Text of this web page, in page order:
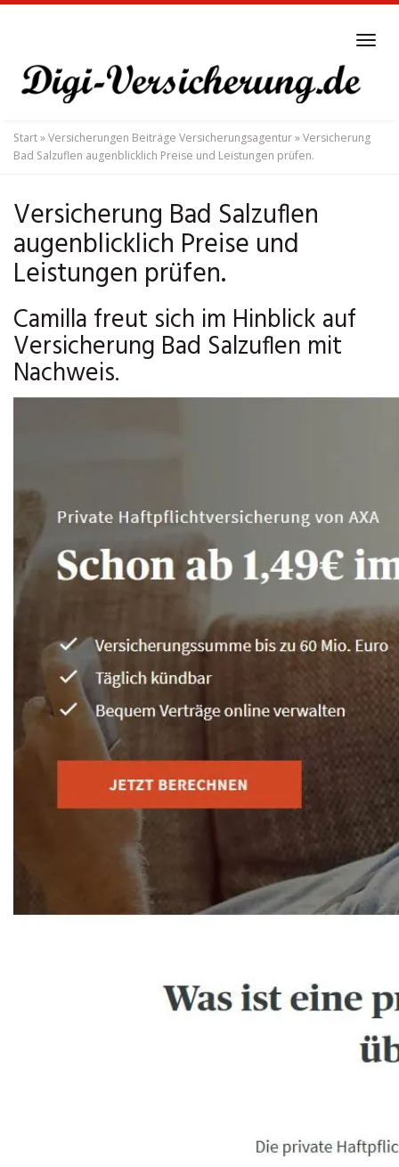
main
content
Start»Versicherungen Beiträge Versicherungsagentur»Versicherung
Bad Salzuflen augenblicklich Preise und Leistungen prüfen.
Versicherung Bad Salzuflen
augenblicklich Preise und
Leistungen prüfen.
Camilla freut sich im Hinblick auf
Versicherung Bad Salzuflen mit
Nachweis.